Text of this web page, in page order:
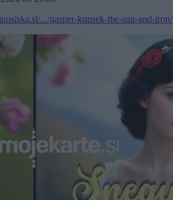
.../gasper-kunsek-the-sun-and-iron/